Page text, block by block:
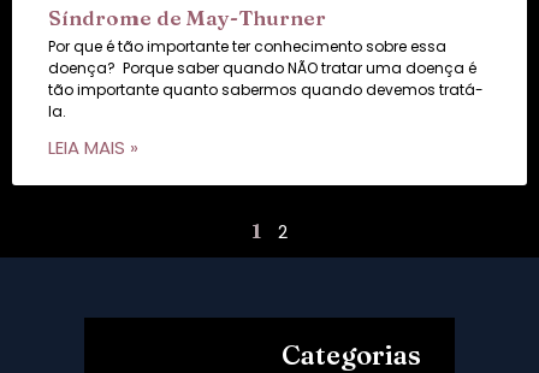
Síndrome de May-Thurner
Por que é tão importante ter conhecimento sobre essa
doença? Porque saber quando NÃO tratar uma doença é
tão importante quanto sabermos quando devemos tratá-
la.
LEIA MAIS »
1 2
Categorias